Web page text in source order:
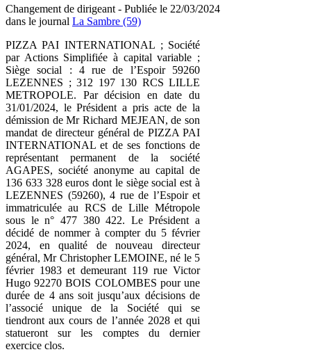
Changement de dirigeant - Publiée le 22/03/2024
dans le journal La Sambre (59)
PIZZA PAI INTERNATIONAL ; Société
par Actions Simplifiée à capital variable ;
Siège social : 4 rue de l’Espoir 59260
LEZENNES ; 312 197 130 RCS LILLE
METROPOLE. Par décision en date du
31/01/2024, le Président a pris acte de la
démission de Mr Richard MEJEAN, de son
mandat de directeur général de PIZZA PAI
INTERNATIONAL et de ses fonctions de
représentant permanent de la société
AGAPES, société anonyme au capital de
136 633 328 euros dont le siège social est à
LEZENNES (59260), 4 rue de l’Espoir et
immatriculée au RCS de Lille Métropole
sous le n° 477 380 422. Le Président a
décidé de nommer à compter du 5 février
2024, en qualité de nouveau directeur
général, Mr Christopher LEMOINE, né le 5
février 1983 et demeurant 119 rue Victor
Hugo 92270 BOIS COLOMBES pour une
durée de 4 ans soit jusqu’aux décisions de
l’associé unique de la Société qui se
tiendront aux cours de l’année 2028 et qui
statueront sur les comptes du dernier
exercice clos.